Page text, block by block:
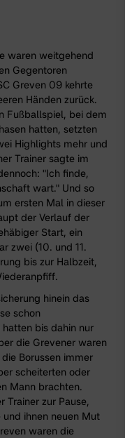
waren weitgehend
Gegentoren
Greven 09 kehrte
Händen zurück.
Fußballspiel, bei dem
hatten, setzten
Highlights mehr und
Trainer sagte im
"Ich finde,
wart." Und so
ersten Mal in dieser
der Verlauf der
Start, ein
zwei (10. und 11.
bis zur Halbzeit,
hinein das
schon
bis dahin nur
die Grevener waren
Borussen immer
scheiterten oder
Mann brachten.
Trainer zur Pause,
ihnen neuen Mut
waren die